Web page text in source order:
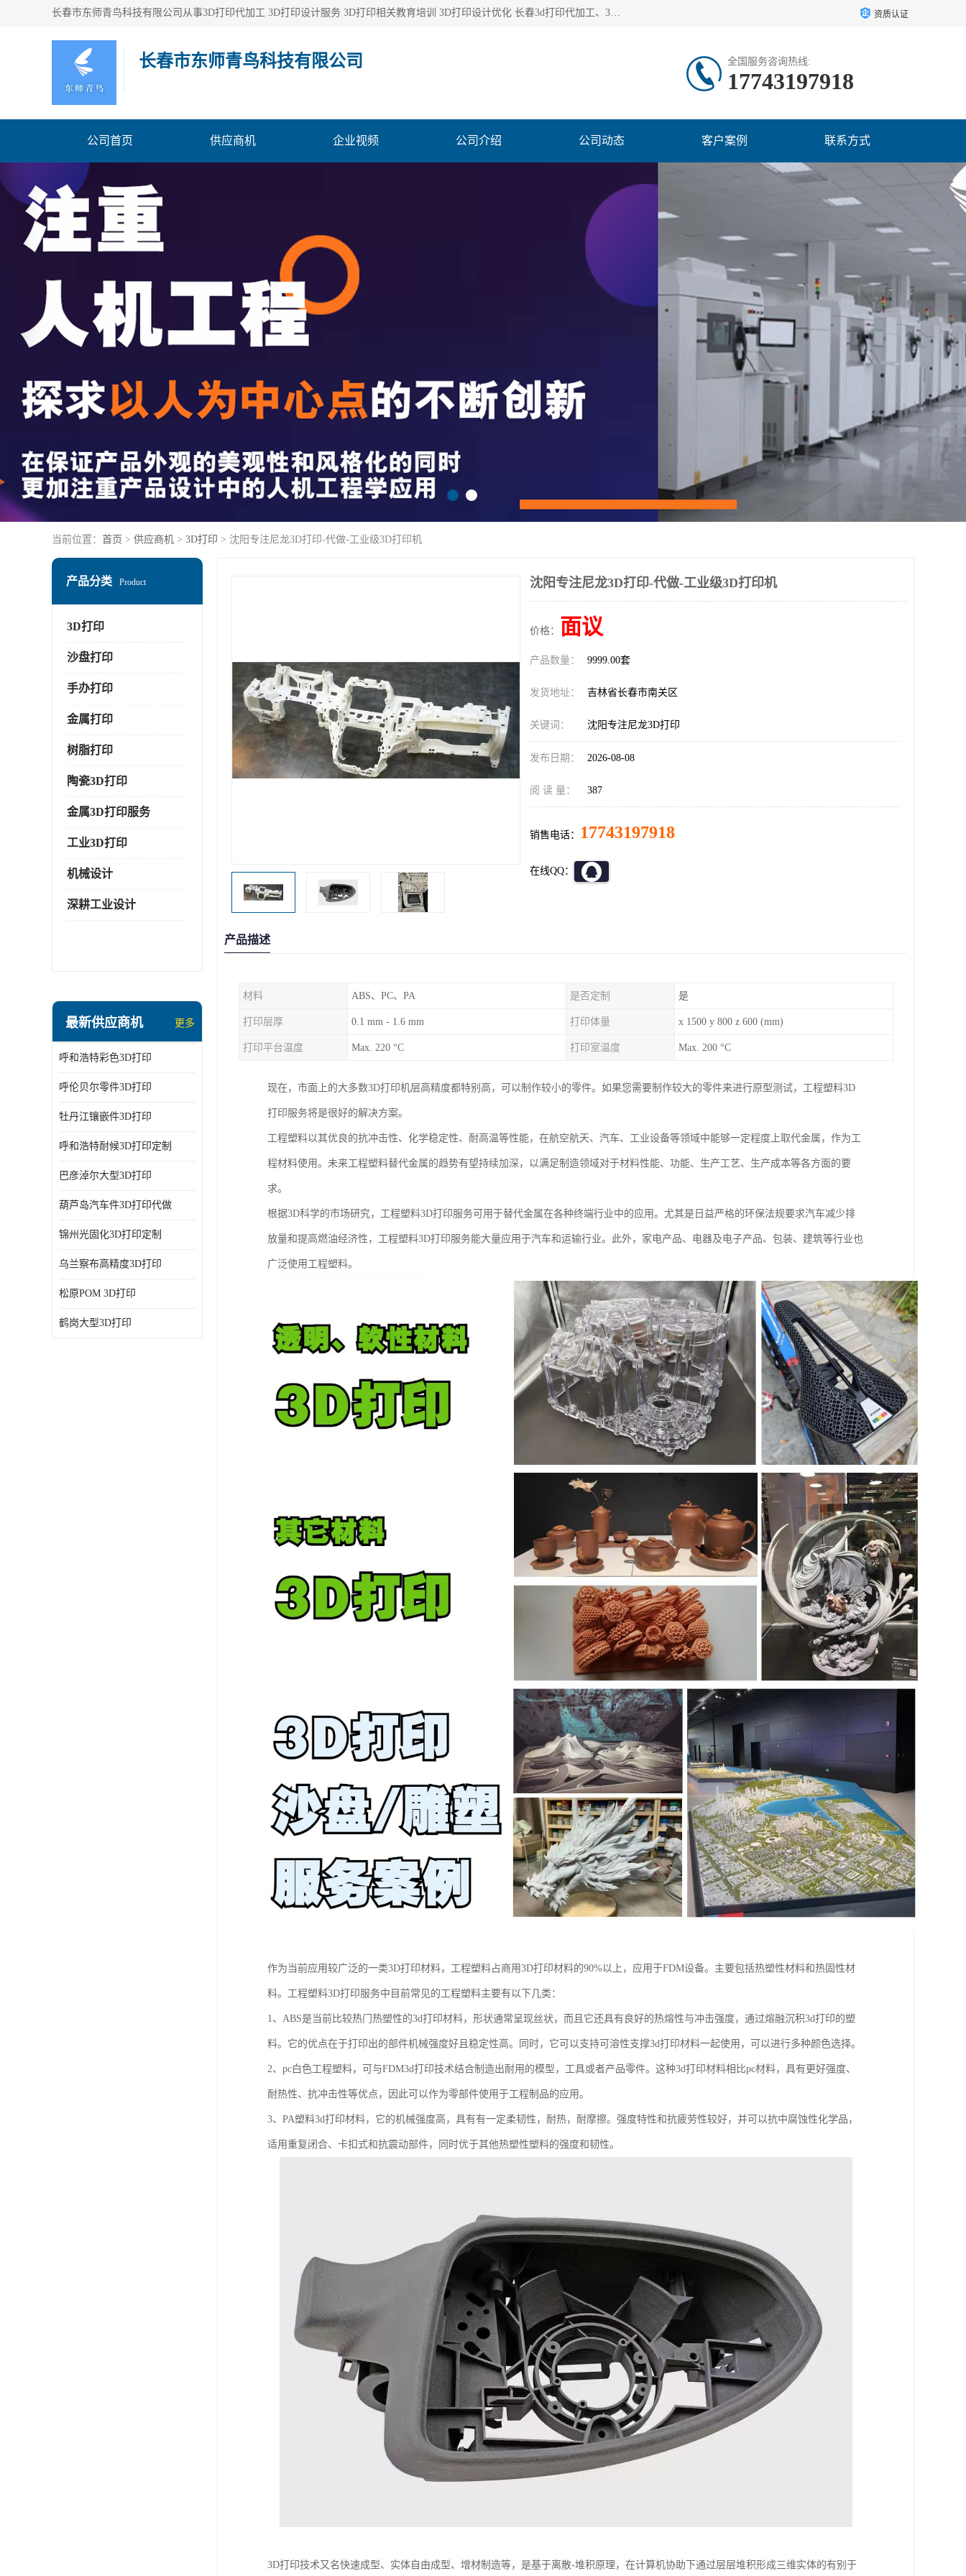
长春市东师青鸟科技有限公司从事3D打印代加工 3D打印设计服务 3D打印相关教育培训 3D打印设计优化 长春3d打印代加工、3D打印代加工及设计服务、3D打印相关教育培训、专利代理及优化、3D打印上下游技术服务，深耕工业设计、机械设计、3D打印多年年，拥有多项技术，辅助数十位客户完成自己的发明及实用新型专利。 资质认证
长春市东师青鸟科技有限公司 全国服务咨询热线:
17743197918
公司首页 供应商机 企业视频 公司介绍 公司动态 客户案例 联系方式
当前位置： 首页 > 供应商机 > 3D打印 > 沈阳专注尼龙3D打印-代做-工业级3D打印机
产品分类 Product
3D打印
沙盘打印
手办打印
金属打印
树脂打印
陶瓷3D打印
金属3D打印服务
工业3D打印
机械设计
深耕工业设计
最新供应商机 更多
呼和浩特彩色3D打印
呼伦贝尔零件3D打印
牡丹江镶嵌件3D打印
呼和浩特耐候3D打印定制
巴彦淖尔大型3D打印
葫芦岛汽车件3D打印代做
锦州光固化3D打印定制
乌兰察布高精度3D打印
松原POM 3D打印
鹤岗大型3D打印
沈阳专注尼龙3D打印-代做-工业级3D打印机
价格： 面议
产品数量： 9999.00套
发货地址： 吉林省长春市南关区
关键词： 沈阳专注尼龙3D打印
发布日期： 2026-08-08
阅 读 量： 387
销售电话： 17743197918
在线QQ：
产品描述
材料 ABS、PC、PA 是否定制 是
打印层厚 0.1 mm - 1.6 mm 打印体量 x 1500 y 800 z 600 (mm)
打印平台温度 Max. 220 °C 打印室温度 Max. 200 °C
现在，市面上的大多数3D打印机层高精度都特别高，可以制作较小的零件。如果您需要制作较大的零件来进行原型测试，工程塑料3D
打印服务将是很好的解决方案。
工程塑料以其优良的抗冲击性、化学稳定性、耐高温等性能，在航空航天、汽车、工业设备等领域中能够一定程度上取代金属，作为工
程材料使用。未来工程塑料替代金属的趋势有望持续加深，以满足制造领域对于材料性能、功能、生产工艺、生产成本等各方面的要
求。
根据3D科学的市场研究，工程塑料3D打印服务可用于替代金属在各种终端行业中的应用。尤其是日益严格的环保法规要求汽车减少排
放量和提高燃油经济性，工程塑料3D打印服务能大量应用于汽车和运输行业。此外，家电产品、电器及电子产品、包装、建筑等行业也
广泛使用工程塑料。
作为当前应用较广泛的一类3D打印材料，工程塑料占商用3D打印材料的90%以上，应用于FDM设备。主要包括热塑性材料和热固性材
料。工程塑料3D打印服务中目前常见的工程塑料主要有以下几类：
1、ABS是当前比较热门热塑性的3d打印材料，形状通常呈现丝状，而且它还具有良好的热熔性与冲击强度，通过熔融沉积3d打印的塑
料。它的优点在于打印出的部件机械强度好且稳定性高。同时，它可以支持可溶性支撑3d打印材料一起使用，可以进行多种颜色选择。
2、pc白色工程塑料，可与FDM3d打印技术结合制造出耐用的模型，工具或者产品零件。这种3d打印材料相比pc材料，具有更好强度、
耐热性、抗冲击性等优点，因此可以作为零部件使用于工程制品的应用。
3、PA塑料3d打印材料，它的机械强度高，具有有一定柔韧性，耐热，耐摩擦。强度特性和抗疲劳性较好，并可以抗中腐蚀性化学品，
适用重复闭合、卡扣式和抗震动部件，同时优于其他热塑性塑料的强度和韧性。
3D打印技术又名快速成型、实体自由成型、增材制造等，是基于离散-堆积原理，在计算机协助下通过层层堆积形成三维实体的有别于